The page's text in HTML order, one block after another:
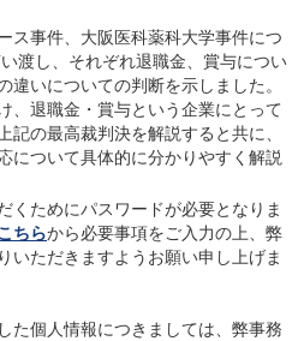
ス事件、大阪医科薬科大学事件につ
渡し、それぞれ退職金、賞与につい
違いについての判断を示しました。
、退職金・賞与という企業にとって
記の最高裁判決を解説すると共に、
について具体的に分かりやすく解説
くためにパスワードが必要となりま
ちらから必要事項をご入力の上、弊
いただきますようお願い申し上げま
た個人情報につきましては、弊事務